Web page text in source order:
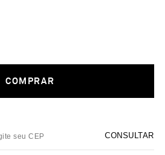
COMPRAR
CONSULTAR